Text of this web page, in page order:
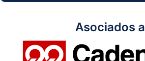
Asociados a